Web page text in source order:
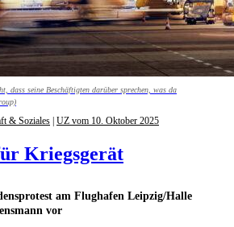
dass seine Beschäftigten darüber sprechen, was da
am Flughafen Leipzig/Halle
vor
Kriegsgerät
& Soziales | UZ vom 10. Oktober 2025